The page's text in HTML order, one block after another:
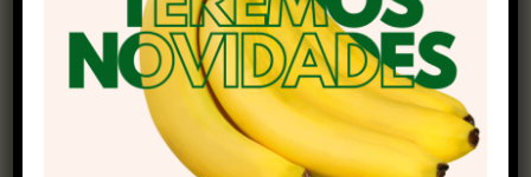
enfrentar esse cenário, uma alternativa
tecnológica tem ganhado espaço: a irrigação
subterrânea.
A técnica utiliza tubos com pequenos emissores